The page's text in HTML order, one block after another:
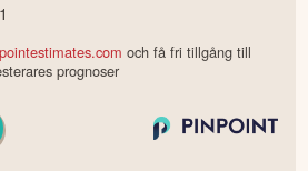
och få fri tillgång till
prognoser